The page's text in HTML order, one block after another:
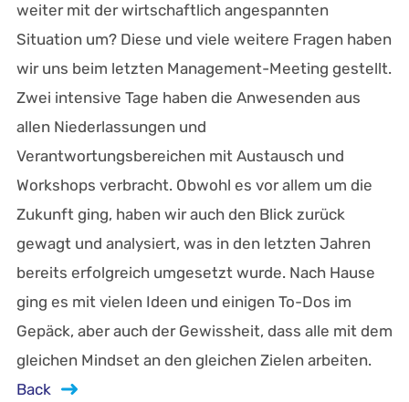
weiter mit der wirtschaftlich angespannten
Situation um? Diese und viele weitere Fragen haben
wir uns beim letzten Management-Meeting gestellt.
Zwei intensive Tage haben die Anwesenden aus
allen Niederlassungen und
Verantwortungsbereichen mit Austausch und
Workshops verbracht. Obwohl es vor allem um die
Zukunft ging, haben wir auch den Blick zurück
gewagt und analysiert, was in den letzten Jahren
bereits erfolgreich umgesetzt wurde. Nach Hause
ging es mit vielen Ideen und einigen To-Dos im
Gepäck, aber auch der Gewissheit, dass alle mit dem
gleichen Mindset an den gleichen Zielen arbeiten.
Back